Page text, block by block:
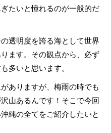
たいと憧れるのが一般的だ
透明度を誇る海として世界
ます。その観点から、必ず
多いと思います。
ありますが、梅雨の時でも
山あるんです！そこで今回
縄の全てをご紹介したいと